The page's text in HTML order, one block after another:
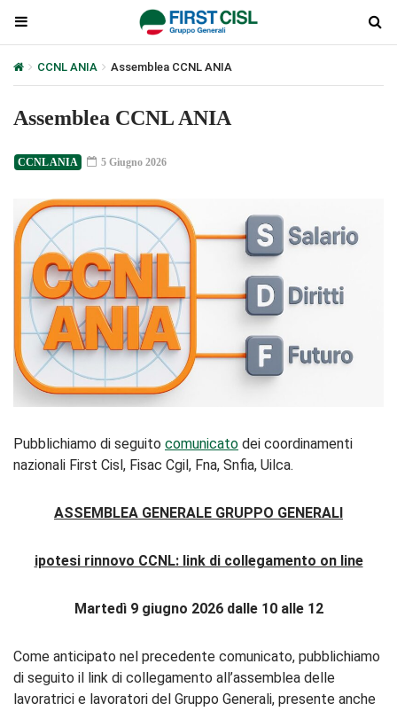
CCNL ANIA Assemblea CCNL ANIA
Assemblea CCNL ANIA
CCNL ANIA 5 Giugno 2026
Pubblichiamo di seguito comunicato dei coordinamenti
nazionali First Cisl, Fisac Cgil, Fna, Snfia, Uilca.
ASSEMBLEA GENERALE GRUPPO GENERALI
ipotesi rinnovo CCNL: link di collegamento on line
Martedì 9 giugno 2026 dalle 10 alle 12
Come anticipato nel precedente comunicato, pubblichiamo
di seguito il link di collegamento all’assemblea delle
lavoratrici e lavoratori del Gruppo Generali, presente anche